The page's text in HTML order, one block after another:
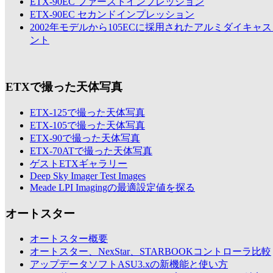
ETX-90EC セカンドインプレッション
2002年モデルから105ECに採用されたアルミダイキャ
ント
ETXで撮った天体写真
ETX-125で撮った天体写真
ETX-105で撮った天体写真
ETX-90で撮った天体写真
ETX-70ATで撮った天体写真
ゲストETXギャラリー
Deep Sky Imager Test Images
Meade LPI Imagingの最適設定値を探る
オートスター
オートスター概要
オートスター、NexStar、STARBOOKコントローラ比較
アップデータソフトASU3.xの新機能と使い方